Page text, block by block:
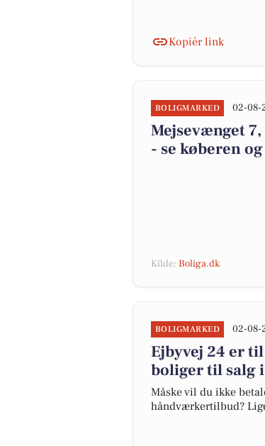
Kopiér link
BOLIGMARKED 02-08-
Mejsevænget
- se køberen
Kilde: Boliga.dk
BOLIGMARKED 02-08-
Ejbyvej 24 er
boliger til salg
Måske vil du ikke
håndværkertilbud?